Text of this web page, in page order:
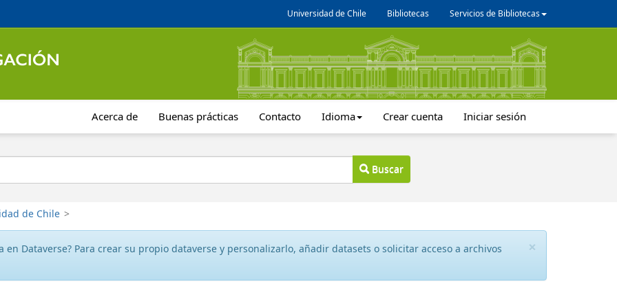
Universidad de Chile Bibliotecas Servicios de Bibliotecas
Acerca de Buenas prácticas Contacto Idioma Crear cuenta Iniciar sesión
Buscar
de Chile >
×
en Dataverse? Para crear su propio dataverse y personalizarlo, añadir datasets o solicitar acceso a archivos